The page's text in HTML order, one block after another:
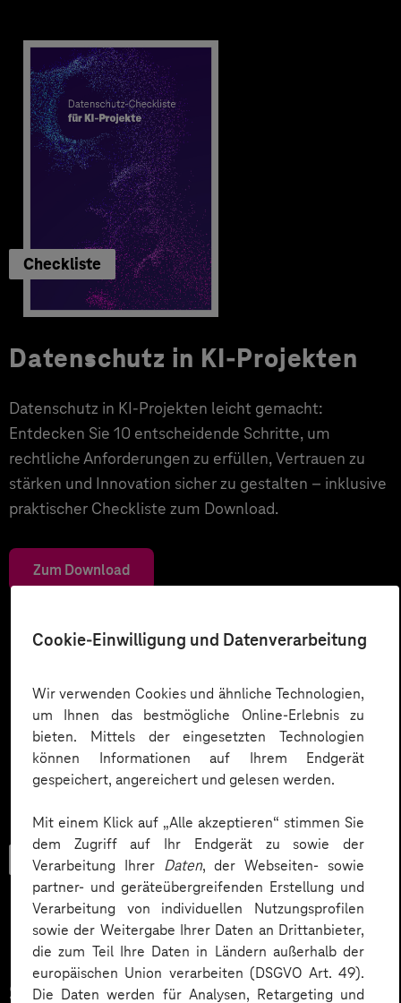
Cookie-Einwilligung und Datenverarbeitung
Wir verwenden Cookies und ähnliche Technologien,
um Ihnen das bestmögliche Online-Erlebnis zu
bieten. Mittels der eingesetzten Technologien
können Informationen auf Ihrem Endgerät
gespeichert, angereichert und gelesen werden.
Mit einem Klick auf „Alle akzeptieren“ stimmen Sie
dem Zugriff auf Ihr Endgerät zu sowie der
Verarbeitung Ihrer Daten, der Webseiten- sowie
partner- und geräteübergreifenden Erstellung und
Verarbeitung von individuellen Nutzungsprofilen
sowie der Weitergabe Ihrer Daten an Drittanbieter,
die zum Teil Ihre Daten in Ländern außerhalb der
europäischen Union verarbeiten (DSGVO Art. 49).
Die Daten werden für Analysen, Retargeting und
Checkliste
Datenschutz in KI-Projekten
Datenschutz in KI-Projekten leicht gemacht:
Entdecken Sie 10 entscheidende Schritte, um
rechtliche Anforderungen zu erfüllen, Vertrauen zu
stärken und Innovation sicher zu gestalten – inklusive
praktischer Checkliste zum Download.
Zum Download
Trendbook
Innovationen und KI im
Service.